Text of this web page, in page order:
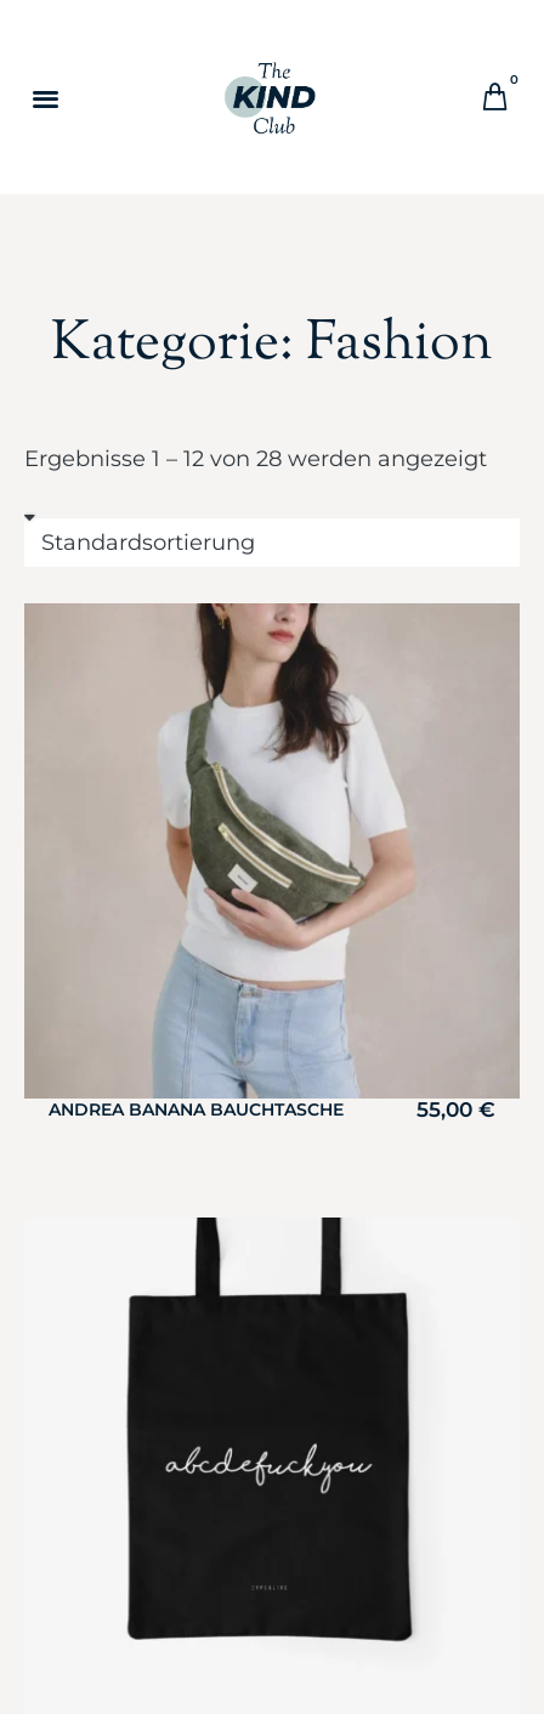
0
Kategorie: Fashion
Ergebnisse 1 – 12 von 28 werden angezeigt
ANDREA BANANA BAUCHTASCHE 55,00 €